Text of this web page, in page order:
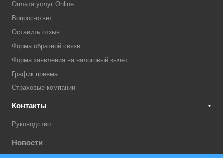
Оплата услуг Online
Вопрос-ответ
Оставить отзыв
Форма обратной связи
Форма заявления на налоговый вычет
График приема
Страховые компании
Контакты
Руководство
Новости